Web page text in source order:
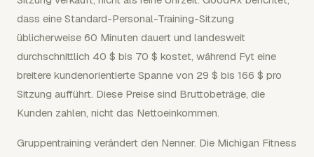
dass eine Standard-Personal-Training-Sitzung
üblicherweise 60 Minuten dauert und landesweit
durchschnittlich 40 $ bis 70 $ kostet, während Fyt eine
breitere kundenorientierte Spanne von 29 $ bis 166 $ pro
Sitzung aufführt. Diese Preise sind Bruttobeträge, die
Kunden zahlen, nicht das Nettoeinkommen.
Gruppentraining verändert den Nenner. Die Michigan Fitness